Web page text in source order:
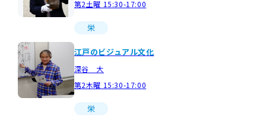
第2土曜 15:30-17:00
栄
江戸のビジュアル文化
深谷 大
第2木曜 15:30-17:00
栄